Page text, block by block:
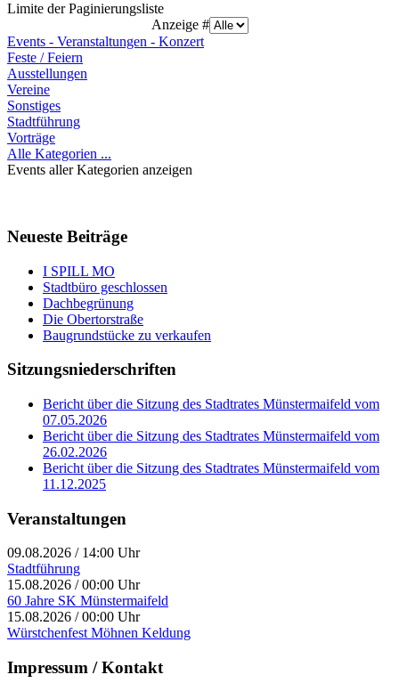
Limite der Paginierungsliste
Anzeige #
Events - Veranstaltungen - Konzert
Feste / Feiern
Ausstellungen
Vereine
Sonstiges
Stadtführung
Vorträge
Alle Kategorien ...
Events aller Kategorien anzeigen
Neueste Beiträge
I SPILL MO
Stadtbüro geschlossen
Dachbegrünung
Die Obertorstraße
Baugrundstücke zu verkaufen
Sitzungsniederschriften
Bericht über die Sitzung des Stadtrates Münstermaifeld vom
07.05.2026
Bericht über die Sitzung des Stadtrates Münstermaifeld vom
26.02.2026
Bericht über die Sitzung des Stadtrates Münstermaifeld vom
11.12.2025
Veranstaltungen
09.08.2026 / 14:00 Uhr
Stadtführung
15.08.2026 /00:00 Uhr
60 Jahre SK Münstermaifeld
15.08.2026 /00:00 Uhr
Würstchenfest Möhnen Keldung
Impressum / Kontakt